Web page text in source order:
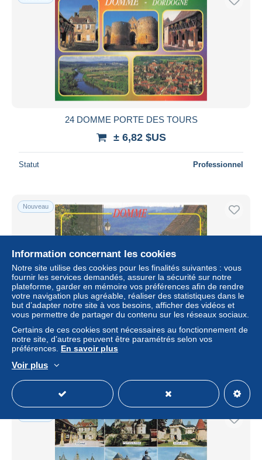
24 DOMME PORTE DES TOURS
± 6,82 $US
Statut Professionnel
Nouveau
24 DOMME PORTE DES TOURS
± 6,82 $US
Information concernant les cookies
Notre site utilise des cookies pour les finalités suivantes : vous
fournir les services demandés, assurer la sécurité sur notre
plateforme, garder en mémoire vos préférences afin de rendre
votre navigation plus agréable, réaliser des statistiques dans le
but d’adapter notre site à vos besoins, afficher des vidéos et
vous permettre de partager du contenu sur les réseaux sociaux.
Certains de ces cookies sont nécessaires au fonctionnement de
notre site, d’autres peuvent être paramétrés selon vos
préférences. En savoir plus
Voir plus